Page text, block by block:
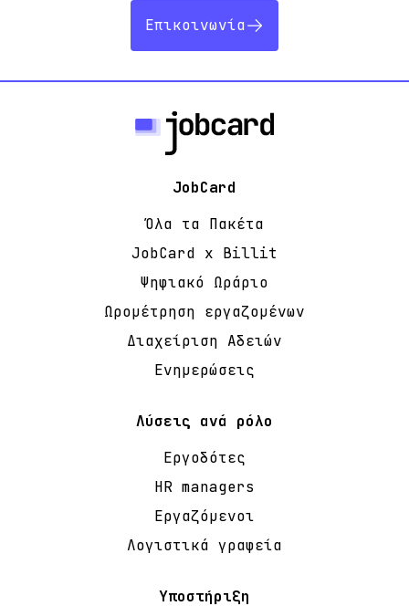
Επικοινωνία
JobCard
Όλα τα Πακέτα
JobCard x Billit
Ψηφιακό Ωράριο
Ωρομέτρηση εργαζομένων
Διαχείριση Αδειών
Ενημερώσεις
Λύσεις ανά ρόλο
Εργοδότες
HR managers
Εργαζόμενοι
Λογιστικά γραφεία
Υποστήριξη